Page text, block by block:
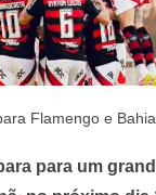
Flamengo e
para um